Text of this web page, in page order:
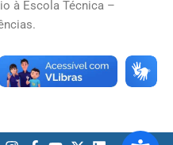
à Escola Técnica –